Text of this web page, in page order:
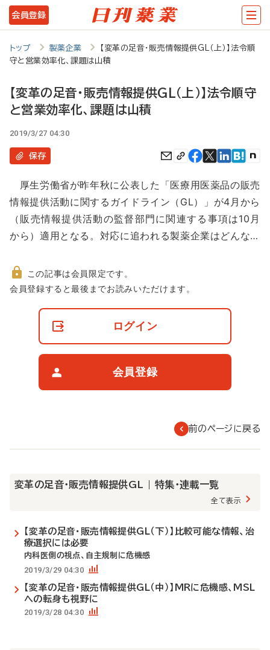
メ
イ
ツ
に
動
会員登録
トップ 製薬企業
【変革の足音・販売情報提供GL（上）】法令順
守と営業効率化、課題は山積
【変革の足音・販売情報提供GL（上）】法令順守
と営業効率化、課題は山積
2019/3/27 04:30
保存
厚生労働省が昨年秋に公表した「医療用医薬品の販売
情報提供活動に関するガイドライン（GL）」が4月から
（販売情報提供活動の監督部門に関連する事項は10月
から）適用となる。対応に追われる製薬企業はどんな…
非
この記事は会員限定です。
会員登録すると最後までお読みいただけます。
ログイン
会員登録
前のページに戻る
変革の足音・販売情報提供GL | 特集・連載一覧
全て表示
【変革の足音・販売情報提供GL（下）】比較可能な情報、治
療選択には必要
内科医側の視点、自主規制に危機感
2019/3/29 04:30
【変革の足音・販売情報提供GL（中）】MRに危機感、MSL
への転身も視野に
2019/3/28 04:30